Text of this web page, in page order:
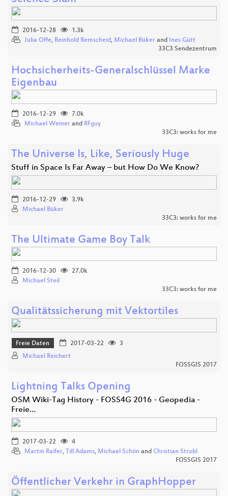
2016-12-28
1.3k
Julia Offe, Reinhold Remscheid, Michael Büker and Ines Gütt
33C3 Sendezentrum
Hochsicherheits-Generalschlüssel Marke
Eigenbau
2016-12-29
7.0k
Michael Weiner and RFguy
33C3: works for me
The Universe Is, Like, Seriously Huge
Stuff in Space Is Far Away – but How Do We Know?
2016-12-29
3.9k
Michael Büker
33C3: works for me
The Ultimate Game Boy Talk
2016-12-30
27.0k
Michael Steil
33C3: works for me
Qualitätssicherung mit Vektortiles
Freie Daten 2017-03-22
3
Michael Reichert
FOSSGIS 2017
Lightning Talks Opening
OSM Wiki-Tag History - FOSS4G 2016 - Geopedia -
Freie…
2017-03-22
4
Martin Raifer, Till Adams, Michael Schön and Christian Strobl
FOSSGIS 2017
Öffentlicher Verkehr in GraphHopper